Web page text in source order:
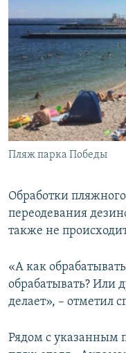
Пляж парка Победы
Обработки
переодевания
также не
«А как
обрабатывать? Или
делает», – отметил
Рядом с указанным